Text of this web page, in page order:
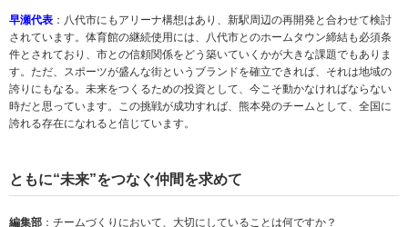
早瀬代表 ：八代市にもアリーナ構想はあり、新駅周辺の再開発と合わせて検討
されています。体育館の継続使用には、八代市とのホームタウン締結も必須条
件とされており、市との信頼関係をどう築いていくかが大きな課題でもありま
す。ただ、スポーツが盛んな街というブランドを確立できれば、それは地域の
誇りにもなる。未来をつくるための投資として、今こそ動かなければならない
時だと思っています。この挑戦が成功すれば、熊本発のチームとして、全国に
誇れる存在になれると信じています。
ともに“未来”をつなぐ仲間を求めて
編集部 ：チームづくりにおいて、大切にしていることは何ですか？